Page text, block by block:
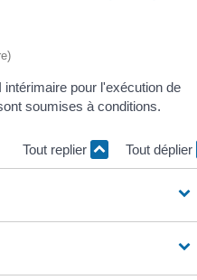
pour l'exécution de
soumises à conditions.
Tout replier Tout déplier